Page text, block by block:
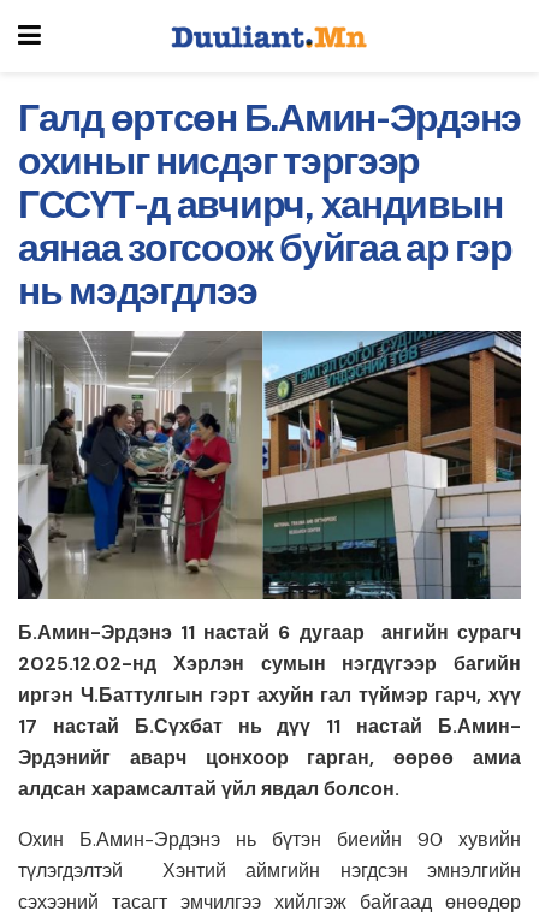
Галд өртсөн Б.Амин-Эрдэнэ
охиныг нисдэг тэргээр
ГССҮТ-д авчирч, хандивын
аянаа зогсоож буйгаа ар гэр
нь мэдэгдлээ
Б.Амин-Эрдэнэ 11 настай 6 дугаар ангийн сурагч
2025.12.02-нд Хэрлэн сумын нэгдүгээр багийн
иргэн Ч.Баттулгын гэрт ахуйн гал түймэр гарч, хүү
17 настай Б.Сүхбат нь дүү 11 настай Б.Амин-
Эрдэнийг аварч цонхоор гарган, өөрөө амиа
алдсан харамсалтай үйл явдал болсон.
Охин Б.Амин-Эрдэнэ нь бүтэн биеийн 90 хувийн
түлэгдэлтэй Хэнтий аймгийн нэгдсэн эмнэлгийн
сэхээний тасагт эмчилгээ хийлгэж байгаад өнөөдөр